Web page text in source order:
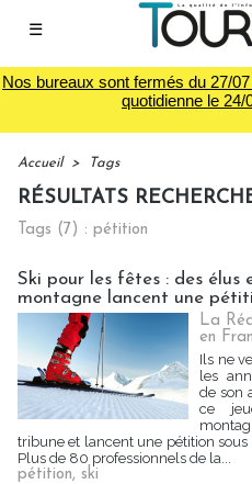
☰
Nos bureaux sont fermés du 27/
quotidienne le 24/
Accueil > Tags
RÉSULTATS
Tags (7) : pétition
Ski pour les fêtes : des élus
montagne lancent une
La
en
Ils ne
les
de son
ce
tribune et lancent une pétition sous
Plus de 80 professionnels de la...
pétition, ski